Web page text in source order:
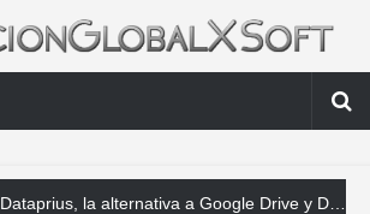
Dataprius, la alternativa a Google Drive y Dropbox que las empresas deberían conocer